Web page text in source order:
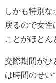
しかも特別
戻るので女性
ことがほとん
交際期間がひ
は時間のせい